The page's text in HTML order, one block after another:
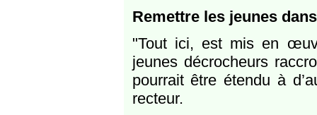
Remettre les jeunes
"Tout ici, est mis en
jeunes décrocheurs
pourrait être étendu à
recteur.